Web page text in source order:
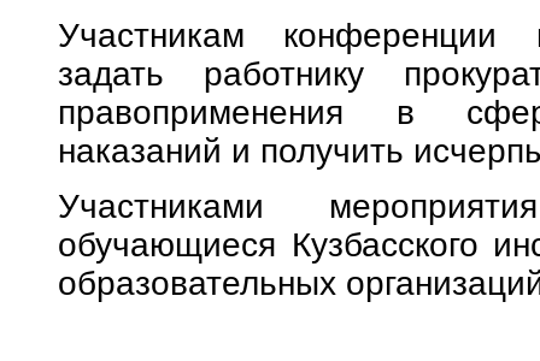
Участникам конференции
задать работнику
правоприменения в
наказаний и получить
Участниками
обучающиеся Кузбасского
образовательных